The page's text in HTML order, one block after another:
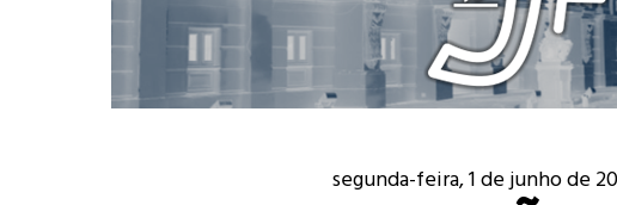
segunda-feira, 1 de junho de